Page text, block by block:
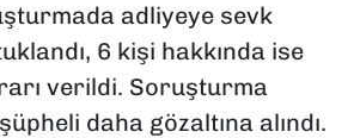
adliyeye sevk
6 kişi hakkında ise
verildi. Soruşturma
daha gözaltına alındı.